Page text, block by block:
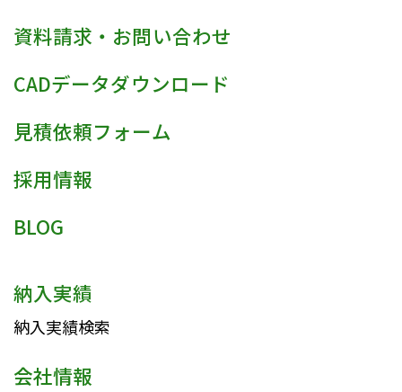
資料請求・お問い合わせ
CADデータダウンロード
見積依頼フォーム
採用情報
BLOG
納入実績
納入実績検索
会社情報